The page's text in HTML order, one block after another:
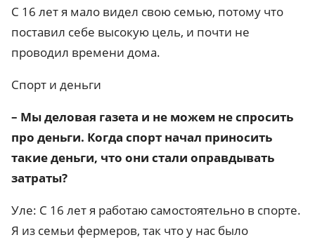
С 16 лет я мало видел свою семью, потому что
поставил себе высокую цель, и почти не
проводил времени дома.
Спорт и деньги
– Мы деловая газета и не можем не спросить
про деньги. Когда спорт начал приносить
такие деньги, что они стали оправдывать
затраты?
Уле: С 16 лет я работаю самостоятельно в спорте.
Я из семьи фермеров, так что у нас было